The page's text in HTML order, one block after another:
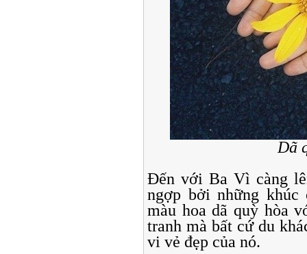
Dã
Đến với Ba Vì càng
ngợp bởi những khúc
màu hoa dã quỳ hòa
tranh mà bất cứ du
vi vẻ đẹp của nó.